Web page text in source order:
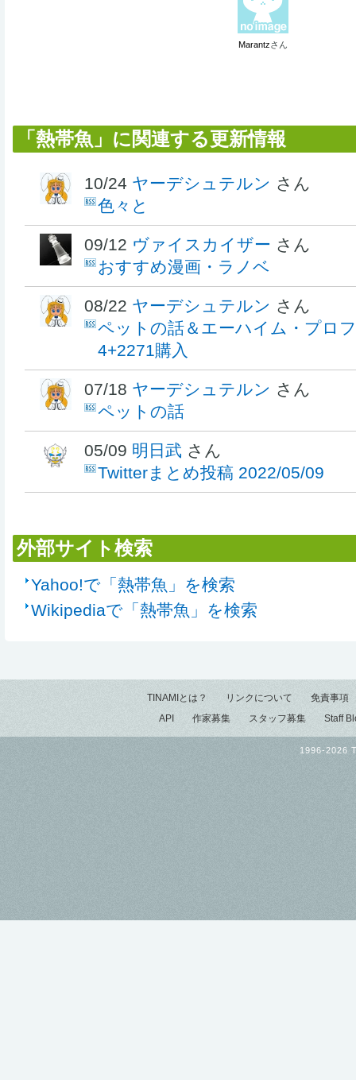
Marantzさん
「熱帯魚」に関連する更新情報
10/24 ヤーデシュテルン さん
色々と
09/12 ヴァイスカイザー さん
おすすめ漫画・ラノベ
08/22 ヤーデシュテルン さん
ペットの話＆エーハイム・プロ
4+2271購入
07/18 ヤーデシュテルン さん
ペットの話
05/09 明日武 さん
Twitterまとめ投稿 2022/05/09
外部サイト検索
Yahoo!で「熱帯魚」を検索
Wikipediaで「熱帯魚」を検索
TINAMIとは？ リンクについて
免責事項
API
作家募集 スタッフ募集 Staff
1996-2026